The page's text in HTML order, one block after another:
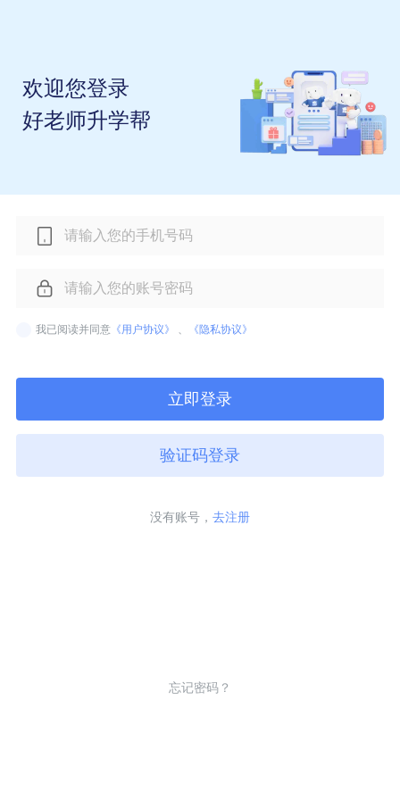
欢迎您登录
好老师升学帮
我已阅读并同意 《用户协议》 、 《隐私协议》
立即登录
验证码登录
没有账号， 去注册
忘记密码？